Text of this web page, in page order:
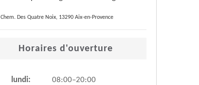
Chem. Des Quatre Noix, 13290 Aix-en-Provence
Horaires d'ouverture
lundi:
08:00–20:00